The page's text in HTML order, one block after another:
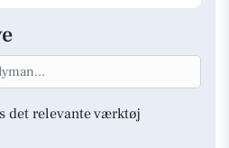
det relevante værktøj